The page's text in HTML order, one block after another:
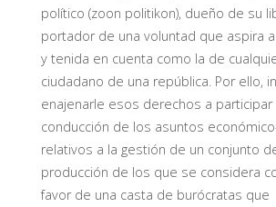
político (zoon politikon), dueño de su
portador de una voluntad que aspira
y tenida en cuenta como la de
ciudadano de una república. Por ello,
enajenarle esos derechos a participar
conducción de los asuntos
relativos a la gestión de un conjunto
producción de los que se considera
favor de una casta de burócratas que